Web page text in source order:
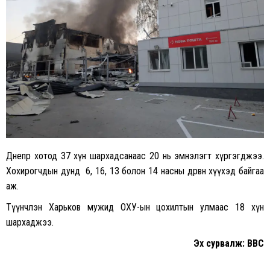
Днепр хотод 37 хүн шархадсанаас 20 нь эмнэлэгт хүргэгджээ.
Хохирогчдын дунд 6, 16, 13 болон 14 насны дөрвөн хүүхэд байгаа
аж.
Түүнчлэн Харьков мужид ОХУ-ын цохилтын улмаас 18 хүн
шархаджээ.
Эх сурвалж: BBC